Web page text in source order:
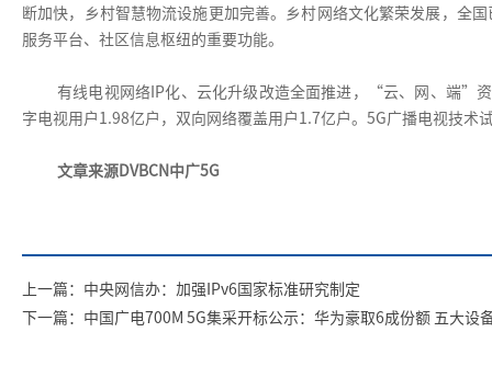
断加快，乡村智慧物流设施更加完善。乡村网络文化繁荣发展，全
服务平台、社区信息枢纽的重要功能。
有线电视网络IP化、云化升级改造全面推进，“云、网、端”
字电视用户1.98亿户，双向网络覆盖用户1.7亿户。5G广播电视技术
文章来源DVBCN中广5G
上一篇：中央网信办：加强IPv6国家标准研究制定
下一篇：中国广电700M 5G集采开标公示：华为豪取6成份额 五大设